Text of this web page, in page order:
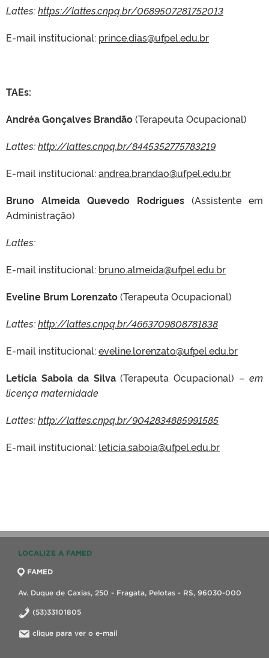
Lattes:https://lattes.cnpq.br/0689507281752013
E-mail institucional: prince.dias@ufpel.edu.br
TAEs:
Andréa Gonçalves Brandão(Terapeuta Ocupacional)
Lattes:http://lattes.cnpq.br/8445352775783219
E-mail institucional:andrea.brandao@ufpel.edu.br
Bruno Almeida Quevedo Rodrigues (Assistente em
Administração)
Lattes:
E-mail institucional: bruno.almeida@ufpel.edu.br
Eveline Brum Lorenzato(Terapeuta Ocupacional)
Lattes:http://lattes.cnpq.br/4663709808781838
E-mail institucional:eveline.lorenzato@ufpel.edu.br
Letícia Saboia da Silva(Terapeuta Ocupacional) –em
licença maternidade
Lattes:http://lattes.cnpq.br/9042834885991585
E-mail institucional: leticia.saboia@ufpel.edu.br
LOCALIZE A FAMED
FAMED
Av. Duque de Caxias, 250 - Fragata, Pelotas - RS, 96030-000
(53)33101805
clique para ver o e-mail